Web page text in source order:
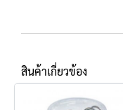
สินค้าเกี่ยวข้อง